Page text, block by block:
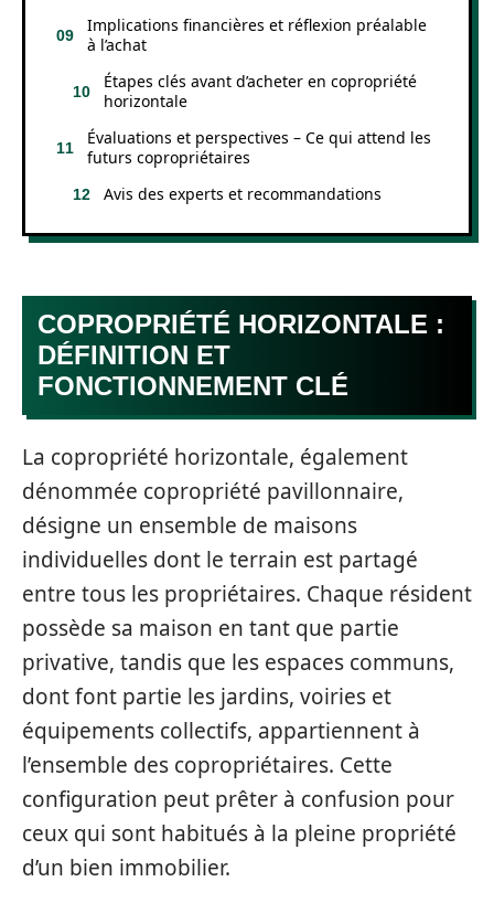
Implications financières et réflexion préalable
à l’achat
Étapes clés avant d’acheter en copropriété
horizontale
Évaluations et perspectives – Ce qui attend les
futurs copropriétaires
Avis des experts et recommandations
COPROPRIÉTÉ HORIZONTALE :
DÉFINITION ET
FONCTIONNEMENT CLÉ
La copropriété horizontale, également
dénommée copropriété pavillonnaire,
désigne un ensemble de maisons
individuelles dont le terrain est partagé
entre tous les propriétaires. Chaque résident
possède sa maison en tant que partie
privative, tandis que les espaces communs,
dont font partie les jardins, voiries et
équipements collectifs, appartiennent à
l’ensemble des copropriétaires. Cette
configuration peut prêter à confusion pour
ceux qui sont habitués à la pleine propriété
d’un bien immobilier.